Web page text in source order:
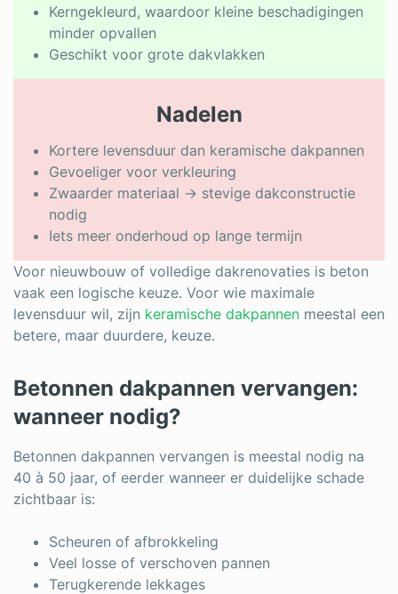
Kerngekleurd, waardoor kleine beschadigingen
minder opvallen
Geschikt voor grote dakvlakken
Nadelen
Kortere levensduur dan keramische dakpannen
Gevoeliger voor verkleuring
Zwaarder materiaal → stevige dakconstructie
nodig
Iets meer onderhoud op lange termijn
Voor nieuwbouw of volledige dakrenovaties is beton
vaak een logische keuze. Voor wie maximale
levensduur wil, zijn keramische dakpannen meestal een
betere, maar duurdere, keuze.
Betonnen dakpannen vervangen:
wanneer nodig?
Betonnen dakpannen vervangen is meestal nodig na
40 à 50 jaar, of eerder wanneer er duidelijke schade
zichtbaar is:
Scheuren of afbrokkeling
Veel losse of verschoven pannen
Terugkerende lekkages